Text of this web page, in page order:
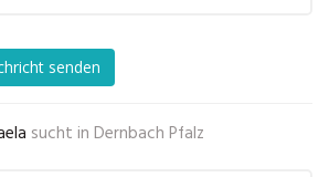
senden
sucht in Dernbach Pfalz